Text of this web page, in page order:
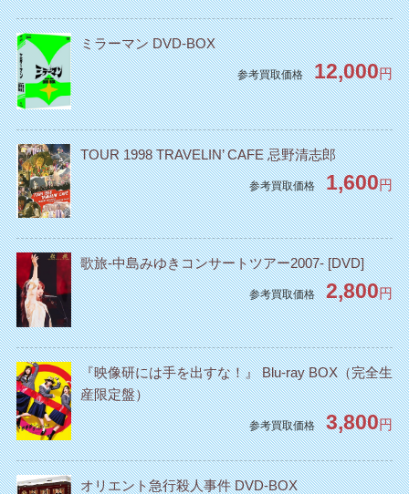
ミラーマン DVD‐BOX
参考買取価格 12,000円
TOUR 1998 TRAVELIN’ CAFE 忌野清志郎
参考買取価格 1,600円
歌旅-中島みゆきコンサートツアー2007- [DVD]
参考買取価格 2,800円
『映像研には手を出すな！』 Blu-ray BOX（完全生
産限定盤）
参考買取価格 3,800円
オリエント急行殺人事件 DVD-BOX